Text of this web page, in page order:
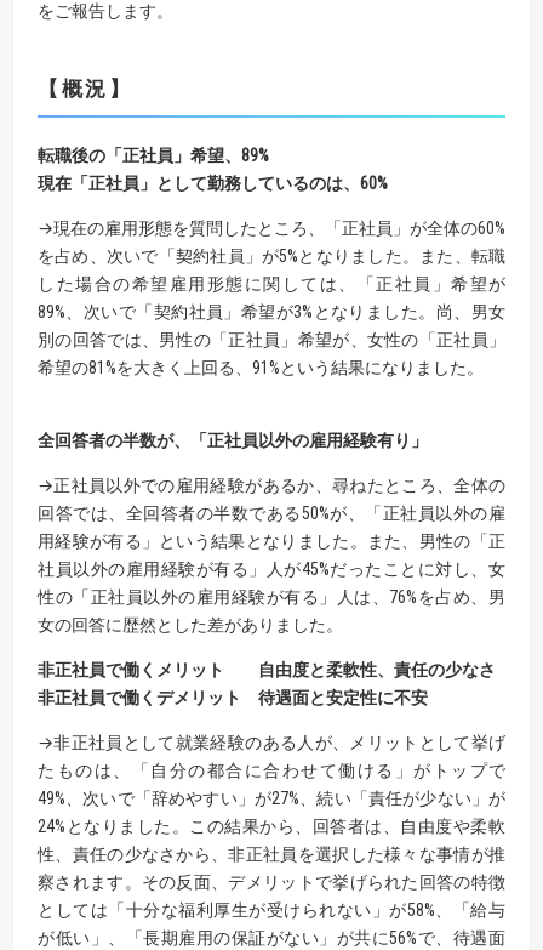
をご報告します。
【概況】
転職後の「正社員」希望、89%
現在「正社員」として勤務しているのは、60%
→現在の雇用形態を質問したところ、「正社員」が全体の60%
を占め、次いで「契約社員」が5%となりました。また、転職
した場合の希望雇用形態に関しては、「正社員」希望が
89%、次いで「契約社員」希望が3%となりました。尚、男女
別の回答では、男性の「正社員」希望が、女性の「正社員」
希望の81%を大きく上回る、91%という結果になりました。
全回答者の半数が、「正社員以外の雇用経験有り」
→正社員以外での雇用経験があるか、尋ねたところ、全体の
回答では、全回答者の半数である50%が、「正社員以外の雇
用経験が有る」という結果となりました。また、男性の「正
社員以外の雇用経験が有る」人が45%だったことに対し、女
性の「正社員以外の雇用経験が有る」人は、76%を占め、男
女の回答に歴然とした差がありました。
非正社員で働くメリット 自由度と柔軟性、責任の少なさ
非正社員で働くデメリット 待遇面と安定性に不安
→非正社員として就業経験のある人が、メリットとして挙げ
たものは、「自分の都合に合わせて働ける」がトップで
49%、次いで「辞めやすい」が27%、続い「責任が少ない」が
24%となりました。この結果から、回答者は、自由度や柔軟
性、責任の少なさから、非正社員を選択した様々な事情が推
察されます。その反面、デメリットで挙げられた回答の特徴
としては「十分な福利厚生が受けられない」が58%、「給与
が低い」、「長期雇用の保証がない」が共に56%で、待遇面